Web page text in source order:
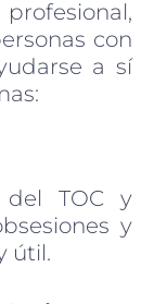
con
a sí
del TOC y
y
útil.